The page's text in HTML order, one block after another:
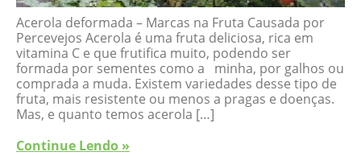
Acerola deformada – Marcas na Fruta Causada por
Percevejos Acerola é uma fruta deliciosa, rica em
vitamina C e que frutifica muito, podendo ser
formada por sementes como a minha, por galhos ou
comprada a muda. Existem variedades desse tipo de
fruta, mais resistente ou menos a pragas e doenças.
Mas, e quanto temos acerola […]
Continue Lendo »